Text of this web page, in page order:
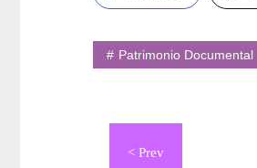
Patrimonio Documental
Navegación